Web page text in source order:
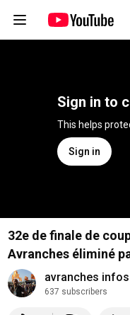
Sign in to
Sign in
32e de finale de
Avranches éliminé
637 subscribers